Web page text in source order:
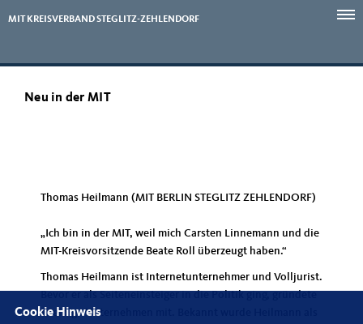
MIT KREISVERBAND STEGLITZ-ZEHLENDORF
Neu in der MIT
Thomas Heilmann (MIT BERLIN STEGLITZ ZEHLENDORF)
Ich bin in der MIT, weil mich Carsten Linnemann und die
MIT-Kreisvorsitzende Beate Roll überzeugt haben.“
Thomas Heilmann ist Internetunternehmer und Volljurist.
er einige Unternehmen mit. Bekannt wurde Heilmann als
Cookie Hinweis